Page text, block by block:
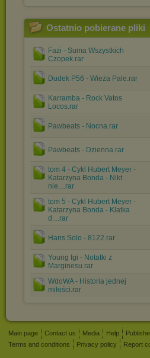
Ostatnio pobierane pliki
Fazi - Suma Wszystkich
Czopek.rar
Dudek P56 - Wieża Pale.rar
Karramba - Rock Vatos
Locos.rar
Pawbeats - Nocna.rar
Pawbeats - Dzienna.rar
tom 4 - Cykl Hubert Meyer -
Katarzyna Bonda - Nikt
nie....rar
tom 5 - Cykl Hubert Meyer -
Katarzyna Bonda - Klatka
d....rar
Hans Solo - 8122.rar
Young Igi - Notatki z
Marginesu.rar
WdoWA - Historia jednej
miłości.rar
Main page Contact us Media Help
Terms and conditions
Privacy policy Report